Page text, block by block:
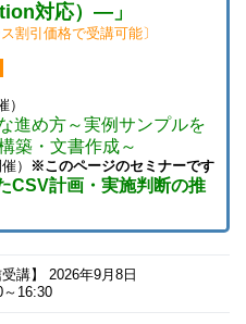
対応）―」
割引価格で受講可能〕
）
進め方～実例サンプルを
築・文書作成～
） ※このページのセミナーです
CSV計画・実施判断の推
講】 2026年9月8日
～16:30